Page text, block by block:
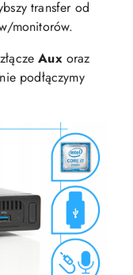
transfer od
monitorów.
Auxoraz
podłączymy